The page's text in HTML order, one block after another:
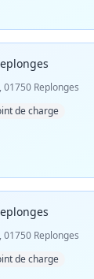
01750 Replonges
de charge
01750 Replonges
de charge